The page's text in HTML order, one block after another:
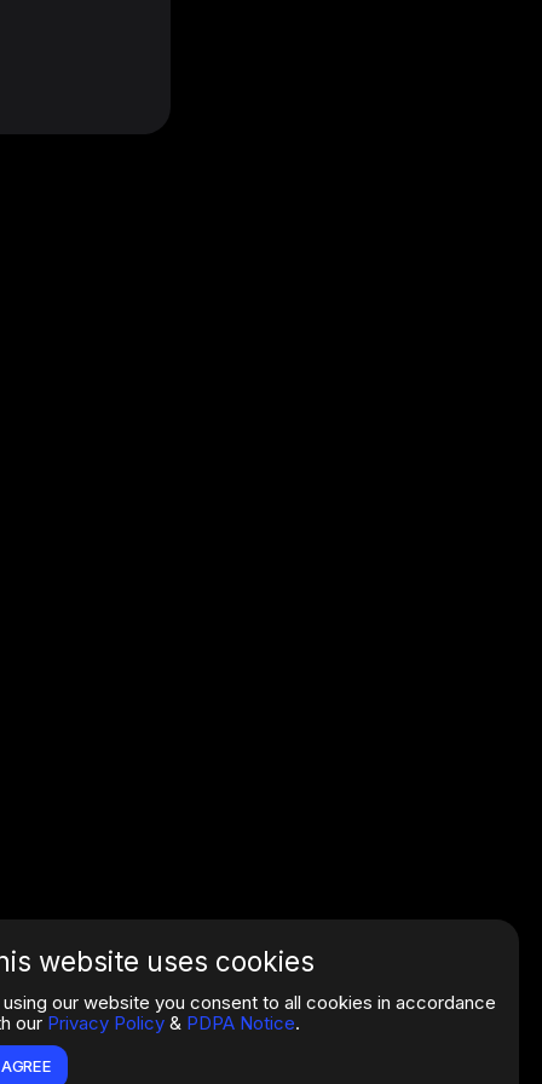
website uses cookies
using our website you consent to all cookies in accordance
our Privacy Policy & PDPA Notice.